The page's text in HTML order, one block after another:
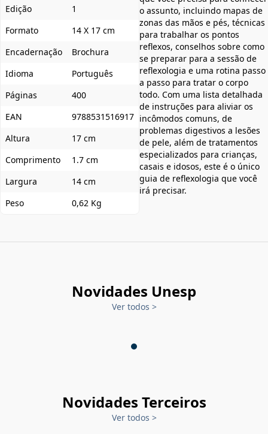
Edição
1
Formato
14 X 17 cm
Encadernação
Brochura
Idioma
Português
Páginas
400
EAN
9788531516917
Altura
17 cm
Comprimento
1.7 cm
Largura
14 cm
Peso
0,62 Kg
o assunto, incluindo mapas de
zonas das mãos e pés, técnicas
para trabalhar os pontos
reflexos, conselhos sobre como
se preparar para a sessão de
reflexologia e uma rotina passo
a passo para tratar o corpo
todo. Com uma lista detalhada
de instruções para aliviar os
incômodos comuns, de
problemas digestivos a lesões
de pele, além de tratamentos
especializados para crianças,
casais e idosos, este é o único
guia de reflexologia que você
irá precisar.
Novidades Unesp
Ver todos >
Novidades Terceiros
Ver todos >